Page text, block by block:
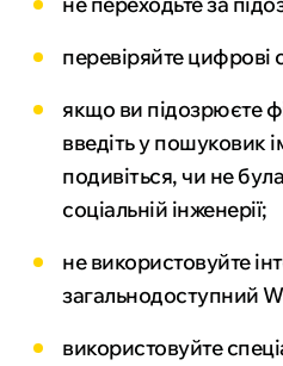
перевіряйте цифрові
якщо ви підозрюєте
введіть у пошуковик
подивіться, чи не
соціальній інженерії;
не використовуйте
загальнодоступний
використовуйте